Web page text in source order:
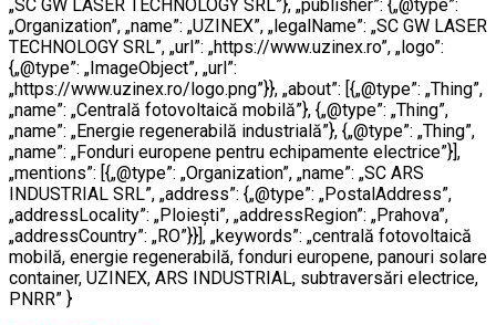
„SC GW LASER TECHNOLOGY SRL”}, „publisher”: {„@type”:
„Organization”, „name”: „UZINEX”, „legalName”: „SC GW LASER
TECHNOLOGY SRL”, „url”: „https://www.uzinex.ro”, „logo”:
{„@type”: „ImageObject”, „url”:
„https://www.uzinex.ro/logo.png”}}, „about”: [{„@type”: „Thing”,
„name”: „Centrală fotovoltaică mobilă”}, {„@type”: „Thing”,
„name”: „Energie regenerabilă industrială”}, {„@type”: „Thing”,
„name”: „Fonduri europene pentru echipamente electrice”}],
„mentions”: [{„@type”: „Organization”, „name”: „SC ARS
INDUSTRIAL SRL”, „address”: {„@type”: „PostalAddress”,
„addressLocality”: „Ploiești”, „addressRegion”: „Prahova”,
„addressCountry”: „RO”}}], „keywords”: „centrală fotovoltaică
mobilă, energie regenerabilă, fonduri europene, panouri solare
container, UZINEX, ARS INDUSTRIAL, subtraversări electrice,
PNRR” }